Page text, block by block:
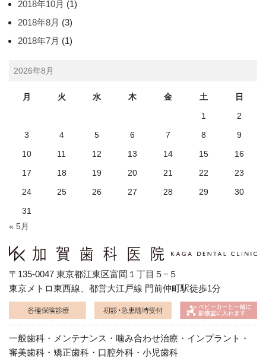
2018年10月 (1)
2018年8月 (3)
2018年7月 (1)
2026年8月
月 火 水 木 金 土
日
1
2
3
4 5 6 7 8
9
10
11 12 13 14 15
16
17
18 19 20 21 22
23
24
25 26 27 28 29
30
31
« 5月
〒135-0047 東京都江東区富岡１丁目５−５
東京メトロ東西線、都営大江戸線 門前仲町駅徒歩1分
一般歯科・メンテナンス・噛み合わせ治療・インプラント・
審美歯科・矯正歯科・口腔外科・小児歯科